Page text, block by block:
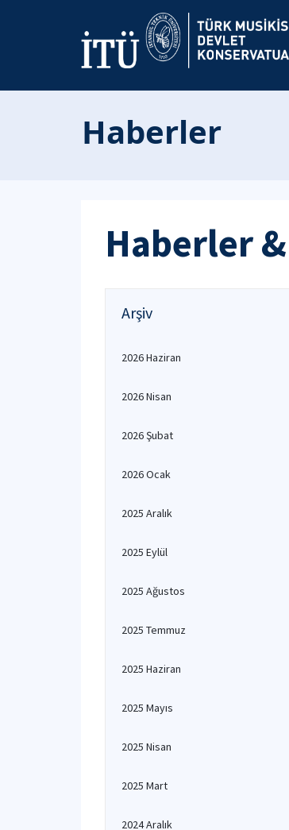
Haberler
Haberler
Arşiv
2026 Haziran
2026 Nisan
2026 Şubat
2026 Ocak
2025 Aralık
2025 Eylül
2025 Ağustos
2025 Temmuz
2025 Haziran
2025 Mayıs
2025 Nisan
2025 Mart
2024 Aralık